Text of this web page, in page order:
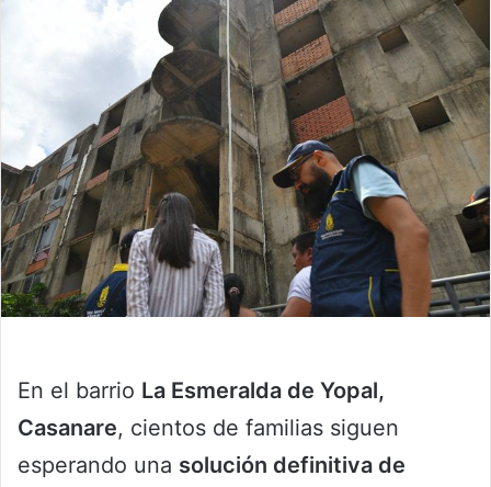
En el barrio La Esmeralda de Yopal,
Casanare, cientos de familias siguen
esperando una solución definitiva de